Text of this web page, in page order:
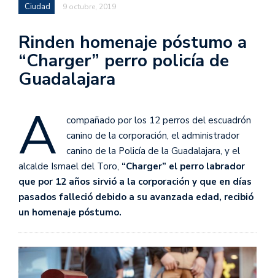
Ciudad 9 octubre, 2019
Rinden homenaje póstumo a
“Charger” perro policía de
Guadalajara
A
compañado por los 12 perros del escuadrón
canino de la corporación, el administrador
canino de la Policía de la Guadalajara, y el
alcalde Ismael del Toro, “Charger” el perro labrador
que por 12 años sirvió a la corporación y que en días
pasados falleció debido a su avanzada edad, recibió
un homenaje póstumo.